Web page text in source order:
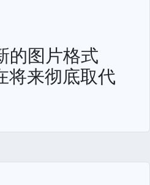
的图片格式
将来彻底取代